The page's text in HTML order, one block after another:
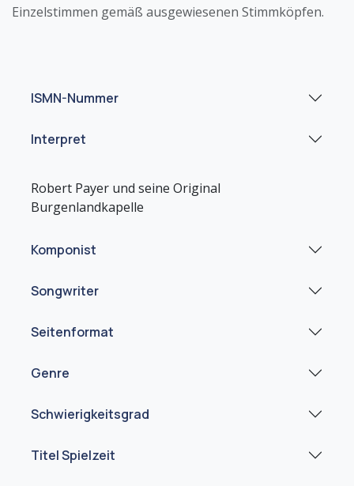
Einzelstimmen gemäß ausgewiesenen Stimmköpfen.
ISMN-Nummer
Interpret
Robert Payer und seine Original
Komponist
Songwriter
Seitenformat
Genre
Schwierigkeitsgrad
Titel Spielzeit